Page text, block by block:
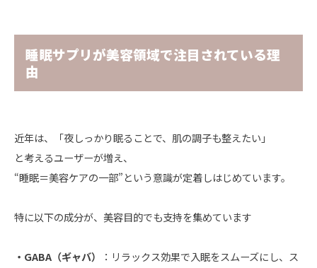
睡眠サプリが美容領域で注目されている理
由
近年は、「夜しっかり眠ることで、肌の調子も整えたい」
と考えるユーザーが増え、
“睡眠＝美容ケアの一部”という意識が定着しはじめています。
特に以下の成分が、美容目的でも支持を集めています
・ GABA（ギャバ）
：リラックス効果で入眠をスムーズにし、ス